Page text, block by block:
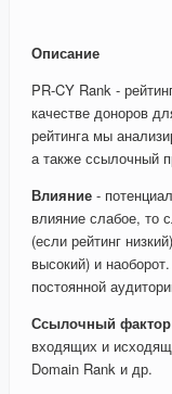
Описание
PR-CY Rank -
качестве доноров
рейтинга мы
а также ссылочный
Влияние -
влияние слабое, то
(если рейтинг
высокий) и
постоянной
Ссылочный фактор
входящих и
Domain Rank и др.